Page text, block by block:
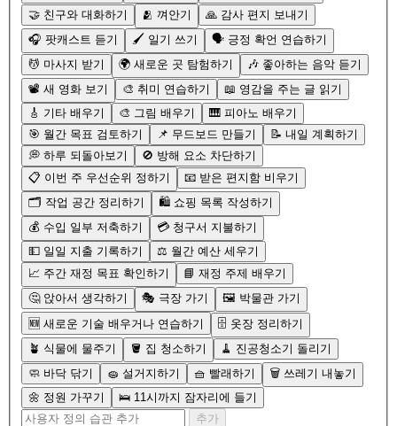
🤝 친구와 대화하기
🫂 껴안기
🙏 감사 편지 보내기
🎧 팟캐스트 듣기
🖌️ 일기 쓰기
🗣️ 긍정 확언 연습하기
💆 마사지 받기
🌍 새로운 곳 탐험하기
🎶 좋아하는 음악 듣기
📽️ 새 영화 보기
🎨 취미 연습하기
📖 영감을 주는 글 읽기
🎸 기타 배우기
🎨 그림 배우기
🎹 피아노 배우기
🎯 월간 목표 검토하기
📌 무드보드 만들기
📝 내일 계획하기
💭 하루 되돌아보기
🚫 방해 요소 차단하기
📋 이번 주 우선순위 정하기
📧 받은 편지함 비우기
🗂️ 작업 공간 정리하기
🛍️ 쇼핑 목록 작성하기
💰 수입 일부 저축하기
💳 청구서 지불하기
💵 일일 지출 기록하기
⚖️ 월간 예산 세우기
📈 주간 재정 목표 확인하기
📘 재정 주제 배우기
🤔 앉아서 생각하기
🎭 극장 가기
🖼️ 박물관 가기
🆕 새로운 기술 배우거나 연습하기
🗄️ 옷장 정리하기
🪴 식물에 물주기
🪣 집 청소하기
🧹 진공청소기 돌리기
🧼 바닥 닦기
🧽 설거지하기 🧺 빨래하기
🗑️ 쓰레기 내놓기
🌼 정원 가꾸기
🛌 11시까지 잠자리에 들기
추가